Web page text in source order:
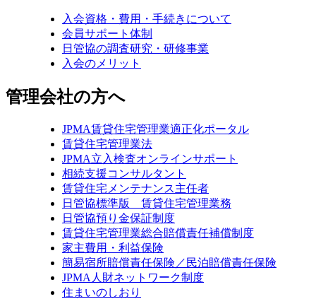
入会資格・費用・手続きについて
会員サポート体制
日管協の調査研究・研修事業
入会のメリット
管理会社の方へ
JPMA賃貸住宅管理業適正化ポータル
賃貸住宅管理業法
JPMA立入検査オンラインサポート
相続支援コンサルタント
賃貸住宅メンテナンス主任者
日管協標準版 賃貸住宅管理業務
日管協預り金保証制度
賃貸住宅管理業総合賠償責任補償制度
家主費用・利益保険
簡易宿所賠償責任保険／民泊賠償責任保険
JPMA人財ネットワーク制度
住まいのしおり